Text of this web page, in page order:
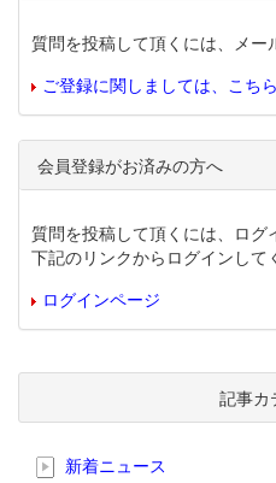
質問を投稿して頂くには、メー
ご登録に関しましては、こち
会員登録がお済みの方へ
質問を投稿して頂くには、ログ
下記のリンクからログインして
ログインページ
記事カ
新着ニュース